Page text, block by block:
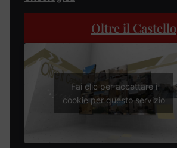
Oltre il Castello
Fai clic per accettare i
cookie per questo servizio